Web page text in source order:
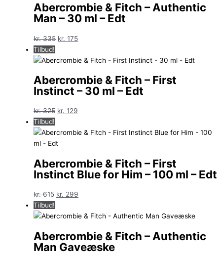
kr. 485.kr. 149.
Abercrombie & Fitch – Authentic
Man – 30 ml – Edt
kr.335 Den
pris
kr. 335.
kr. 175Den
pris
kr. 175.
Tilbud!
Abercrombie & Fitch – First
Instinct – 30 ml – Edt
kr.325 Den
pris
var:
kr. 129
pris
Tilbud!
Abercrombie & Fitch – First
Instinct Blue for Him – 100 ml – Edt
kr.615 Den
pris
kr. 615.
kr. 299
pris
kr. 299.
Tilbud!
Abercrombie & Fitch – Authentic
Man Gaveæske